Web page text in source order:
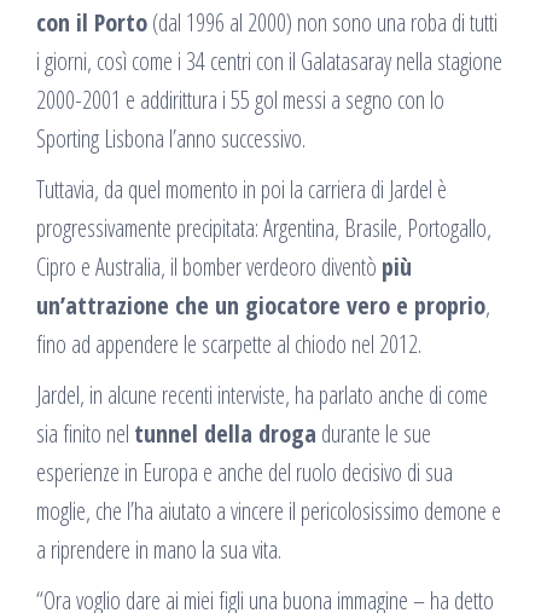
con il Porto(dal 1996 al 2000) non sono una roba di tutti
i giorni, così come i 34 centri con il Galatasaray nella stagione
2000-2001 e addirittura i 55 gol messi a segno con lo
Sporting Lisbona l’anno successivo.
Tuttavia, da quel momento in poi la carriera di Jardel è
progressivamente precipitata: Argentina, Brasile, Portogallo,
Cipro e Australia, il bomber verdeoro diventò più
un’attrazione che un giocatore vero e proprio,
fino ad appendere le scarpette al chiodo nel 2012.
Jardel, in alcune recenti interviste, ha parlato anche di come
sia finito nel tunnel della droga durante le sue
esperienze in Europa e anche del ruolo decisivo di sua
moglie, che l’ha aiutato a vincere il pericolosissimo demone e
a riprendere in mano la sua vita.
“Ora voglio dare ai miei figli una buona immagine – ha detto